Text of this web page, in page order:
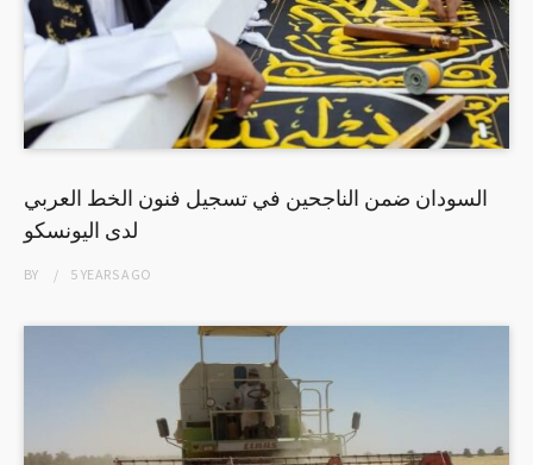
السودان ضمن الناجحين في تسجيل فنون الخط العربي
لدى اليونسكو
BY 5 YEARSAGO